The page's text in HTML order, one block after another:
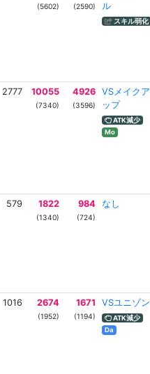
(5602) (2590)
ル
スキル弱化
2777 10055
(7340)
4926
(3596)
VSメイクア
ップ
ATK減少
Mo
579 1822
(1340)
984
(724)
なし
1016 2674
(1952)
1671
(1194)
VSユニゾン
ATK減少
Da